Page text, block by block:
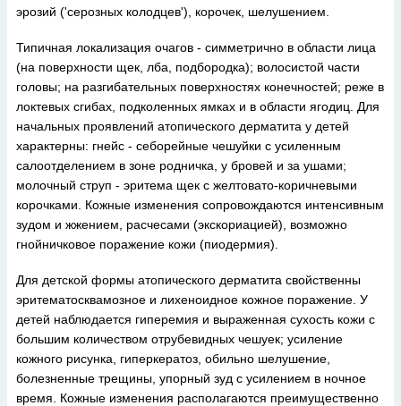
эрозий ('серозных колодцев'), корочек, шелушением.
Типичная локализация очагов - симметрично в области лица
(на поверхности щек, лба, подбородка); волосистой части
головы; на разгибательных поверхностях конечностей; реже в
локтевых сгибах, подколенных ямках и в области ягодиц. Для
начальных проявлений атопического дерматита у детей
характерны: гнейс - себорейные чешуйки с усиленным
салоотделением в зоне родничка, у бровей и за ушами;
молочный струп - эритема щек с желтовато-коричневыми
корочками. Кожные изменения сопровождаются интенсивным
зудом и жжением, расчесами (экскориацией), возможно
гнойничковое поражение кожи (пиодермия).
Для детской формы атопического дерматита свойственны
эритематосквамозное и лихеноидное кожное поражение. У
детей наблюдается гиперемия и выраженная сухость кожи с
большим количеством отрубевидных чешуек; усиление
кожного рисунка, гиперкератоз, обильно шелушение,
болезненные трещины, упорный зуд с усилением в ночное
время. Кожные изменения располагаются преимущественно